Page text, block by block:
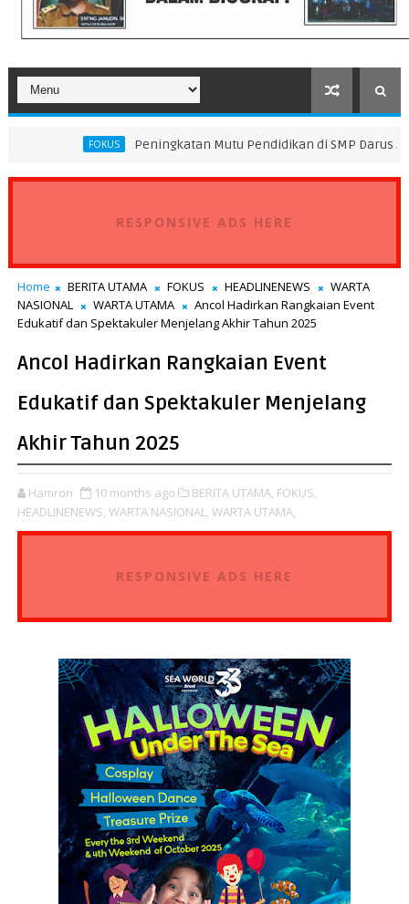
Peningkatan Mutu Pendidikan di SMP Darus Syifa Jakarta
RESPONSIVE ADS HERE
Home BERITA UTAMA FOKUS HEADLINENEWS
WARTA
NASIONAL
WARTA UTAMA
Ancol Hadirkan Rangkaian Event
Edukatif dan Spektakuler Menjelang Akhir Tahun 2025
Ancol Hadirkan Rangkaian Event
Edukatif dan Spektakuler Menjelang
Akhir Tahun 2025
Hamron 10 months ago BERITA UTAMA, FOKUS,
HEADLINENEWS, WARTA NASIONAL, WARTA UTAMA,
RESPONSIVE ADS HERE